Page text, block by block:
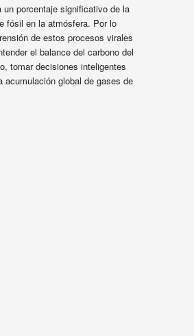
un porcentaje significativo de la
fósil en la atmósfera. Por lo
de estos procesos virales
el balance del carbono del
tomar decisiones inteligentes
acumulación global de gases de